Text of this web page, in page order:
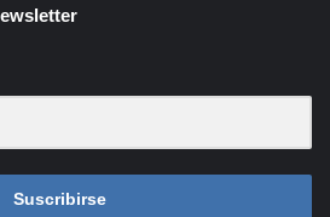
Suscribirse